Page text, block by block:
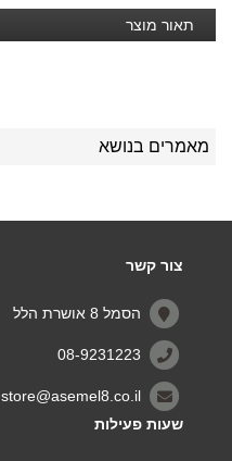
תאור מוצר
מאמרים בנושא
צור קשר
הסמל 8 אושרת הלל
08-9231223
store@asemel8.co.il
שעות פעילות